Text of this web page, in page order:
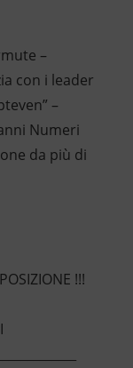
–
con i leader
–
Numeri
da più di
!!!